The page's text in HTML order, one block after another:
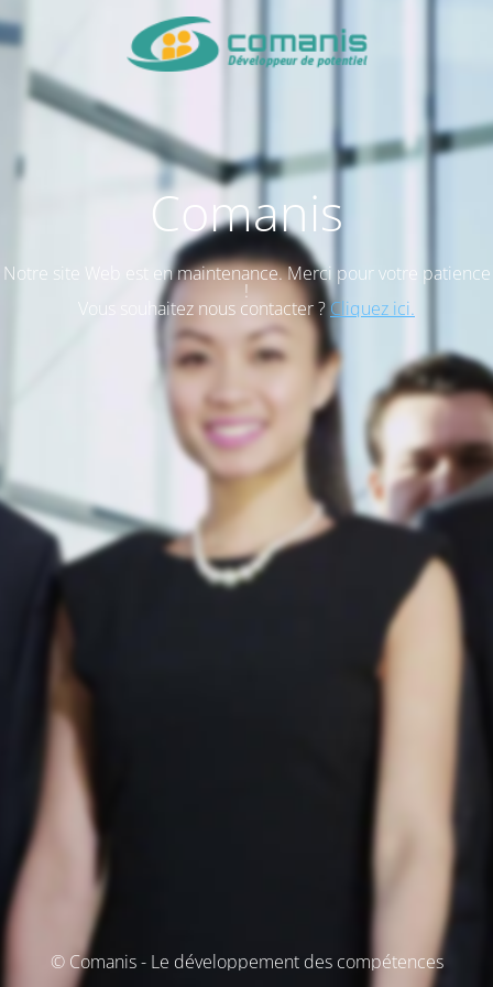
Comanis
Notre site Web est en maintenance. Merci pour votre patience
!
Vous souhaitez nous contacter ? Cliquez ici.
© Comanis - Le développement des compétences